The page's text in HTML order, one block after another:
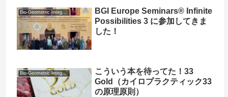
Bio-Geometric Integration® (BGI®)
BGI Europe Seminars® Infinite
Possibilities 3 に参加してきま
した！
Bio-Geometric Integration® (BGI®)
こういう本を待ってた！33
Gold（カイロプラクティック33
の原理原則）